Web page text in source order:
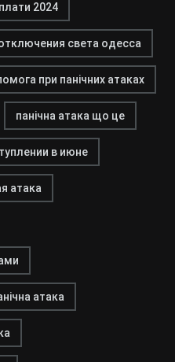
2024
света одесса
при панічних атаках
панічна атака що це
в июне
атака
атака